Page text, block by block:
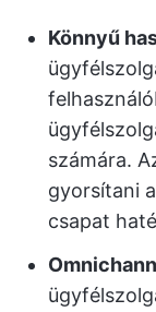
Könnyű
számára.
gyorsítani
csapat